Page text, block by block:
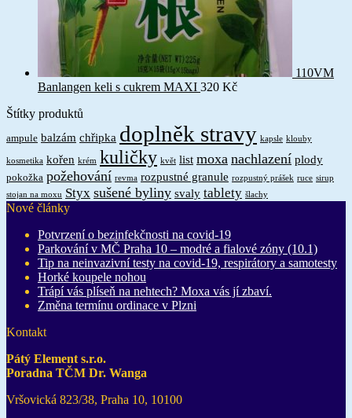
110VM
Banlangen keli s cukrem MAXI 320 Kč
Štítky produktů
ampule balzám chřipka doplněk stravy kapsle klouby
kosmetika kořen krém kuličky květ list moxa nachlazení plody
pokožka požehování revma rozpustné granule rozpustný prášek ruce sirup
stojan na moxu Styx sušené byliny svaly tablety šlachy
Nové články
Potvrzení o bezinfekčnosti na covid-19
Parkování v MČ Praha 10 – modré a fialové zóny (10.1)
Tip na neinvazivní testy na covid-19, respirátory a samotesty
Horké koupele nohou
Trápí vás plíseň na nehtech? Moxa vás jí zbaví.
Změna termínu ordinace v Plzni
Kontakt
Pátý Element s.r.o.
Poradna TČM Dr. Wanga
Vršovická 823/38, Praha 10, 10100